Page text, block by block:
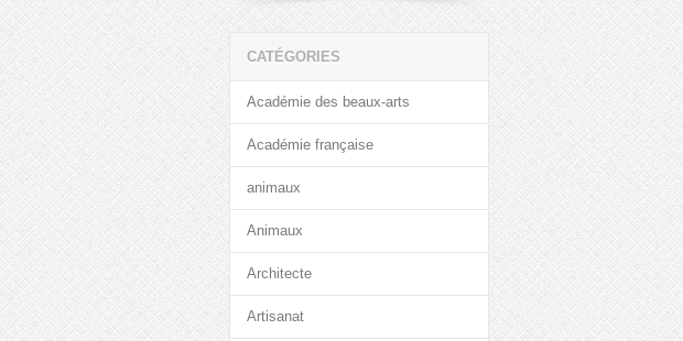
CATÉGORIES
Académie des beaux-arts
Académie française
animaux
Animaux
Architecte
Artisanat